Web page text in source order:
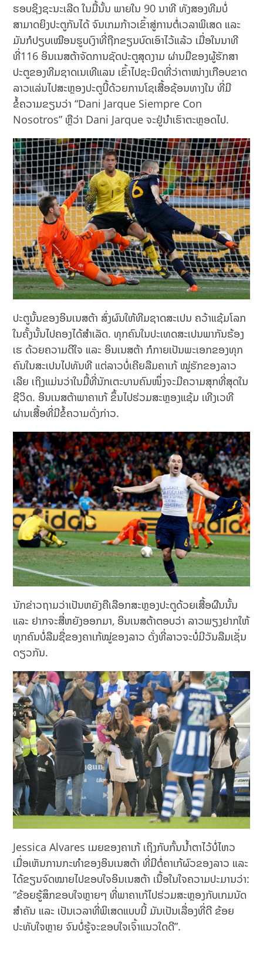
ຮອບຊິງຊະນະເລີດ ໃນມື້ນັ້ນ ພາຍໃນ 90 ນາທີ ທັງສອງທີມບໍ່
ສາມາດຍິງປະຕູກັນໄດ້ ຈົນເກມກ້າວເຂົ້າສູ່ການຕໍ່ເວລາພິເສດ ແລະ
ມັນກໍປຽບເໝືອນຮູບເງົາທີ່ຖືກຂຽນບົດເອົາໄວ້ແລ້ວ ເມື່ອໃນນາທີ
ທີ່116 ອິນເນສຕ້າຈັດການຊັດປະຕູສຸດງາມ ຜ່ານມືຂອງຜູ້ຮັກສາ
ປະຕູຂອງທີມຊາດເນເທີແລນ ເຂົ້າໄປຊະນິດທີ່ວ່າຕາໜ່າງເກືອບຂາດ
ລາວແລ່ນໄປສະຫຼອງປະຕູນີ້ດ້ວຍການໂຊເສື້ອຊ້ອນທາງໃນ ທີ່ມີ
ຂໍ້ຄວາມຂຽນວ່າ “Dani Jarque Siempre Con
Nosotros” ຫຼືວ່າ Dani Jarque ຈະຢູ່ນຳເຮົາຕະຫຼອດໄປ.
ປະຕູນັ້ນຂອງອິນເນສຕ້າ ສົ່ງຜົນໃຫ້ທີມຊາດສະເປນ ຄວ້າແຊ້ມໂລກ
ໃນຄັ້ງນັ້ນໄປຄອງໄດ້ສຳເລັດ. ທຸກຄົນໃນປະເທດສະເປນພາກັນຮ້ອງ
ເຮ ດ້ວຍຄວາມດີໃຈ ແລະ ອິນເນສຕ້າ ກໍກາຍເປັນພະເອກຂອງທຸກ
ຄົນໃນສະເປນໄປທັນທີ ແຕ່ລາວບໍ່ເຄີຍລືມຄາເກ້ ໝູ່ຮັກຂອງລາວ
ເລີຍ ເຖິງແມ່ນວ່າໃນມື້ທີ່ນັກເຕະບານຄົນໜຶ່ງຈະມີຄວາມສຸກທີ່ສຸດໃນ
ຊີວິດ. ອິນເນສຕ້າພາຄາເກ້ ຂຶ້ນໄປຮ່ວມສະຫຼອງແຊ້ມ ເທີງເວທີ
ຜ່ານເສື້ອທີ່ມີຂໍ້ຄວາມດັ່ງກ່າວ.
ນັກຂ່າວຖາມວ່າເປັນຫຍັງຄືເລືອກສະຫຼອງປະຕູດ້ວຍເສື້ອຜືນນັ້ນ
ແລະ ຢາກຈະສື່ຫຍັງອອກມາ, ອິນເນສຕ້າຕອບວ່າ ລາວພຽງຢາກໃຫ້
ທຸກຄົນບໍ່ລືມຊື່ຂອງຄາເກ້ໝູ່ຂອງລາວ ດັ່ງທີ່ລາວຈະບໍ່ມີວັນລືມເຊັ່ນ
ດຽວກັນ.
Jessica Alvares ເມຍຂອງຄາເກ້ ເຖິງກັບກັ້ນນໍ້າຕາໄວ້ບໍ່ໄຫວ
ເມື່ອເຫັນການກະທຳຂອງອິນເນສຕ້າ ທີ່ມີຕໍ່ຄາເກ້ຜົວຂອງລາວ ແລະ
ໄດ້ຂຽນຈົດໝາຍໄປຂອບໃຈອິນເນສຕ້າ ເນື້ອໃນໃຈຄວາມປະມານວ່າ:
“ຂ້ອຍຮູ້ສຶກຂອບໃຈຫຼາຍໆ ທີ່ພາຄາເກ້ໄປຮ່ວມສະຫຼອງກັບເກມນັດ
ສຳຄັນ ແລະ ເປັນເວລາທີ່ພິເສດແບບນີ້ ມັນເປັນເລື່ອງທີ່ດີ ຂ້ອຍ
ປະທັບໃຈຫຼາຍ ຈົນບໍ່ຮູ້ຈະຂອບໃຈເຈົ້າແນວໃດດີ”.